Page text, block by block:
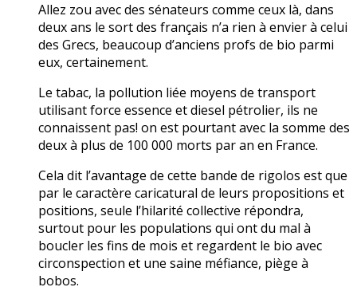
Allez zou avec des sénateurs comme ceux là, dans
deux ans le sort des français n’a rien à envier à celui
des Grecs, beaucoup d’anciens profs de bio parmi
eux, certainement.
Le tabac, la pollution liée moyens de transport
utilisant force essence et diesel pétrolier, ils ne
connaissent pas! on est pourtant avec la somme des
deux à plus de 100 000 morts par an en France.
Cela dit l’avantage de cette bande de rigolos est que
par le caractère caricatural de leurs propositions et
positions, seule l’hilarité collective répondra,
surtout pour les populations qui ont du mal à
boucler les fins de mois et regardent le bio avec
circonspection et une saine méfiance, piège à
bobos.